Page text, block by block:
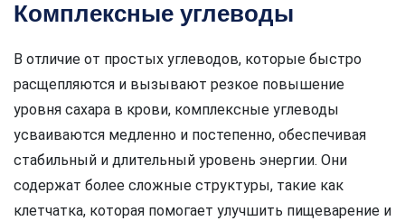
Комплексные углеводы
В отличие от простых углеводов, которые быстро
расщепляются и вызывают резкое повышение
уровня сахара в крови, комплексные углеводы
усваиваются медленно и постепенно, обеспечивая
стабильный и длительный уровень энергии. Они
содержат более сложные структуры, такие как
клетчатка, которая помогает улучшить пищеварение и